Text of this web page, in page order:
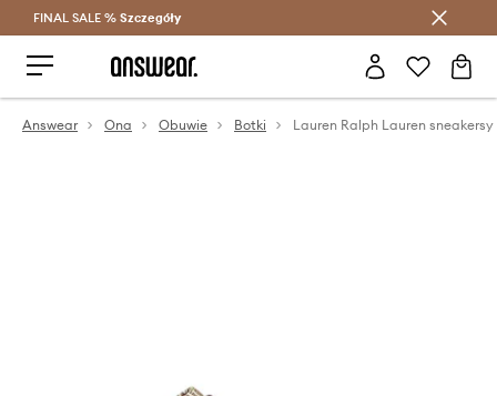
Oszczędzaj z Answear Club >
FINAL SALE % Szczegóły
Answear Ona Obuwie Botki